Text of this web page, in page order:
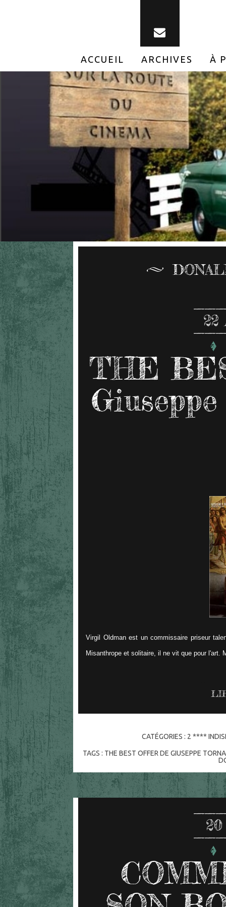
ACCUEIL ARCHIVES À
22
THE
Virgil Oldman est un commissaire priseur
Misanthrope et solitaire, il ne vit que pour
CATÉGORIES : 2 ****
TAGS : THE BEST OFFER DE GIUSEPPE
20